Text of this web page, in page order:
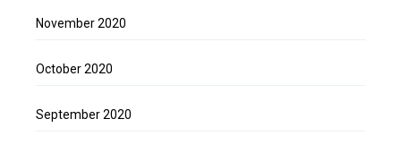
November 2020
October 2020
September 2020